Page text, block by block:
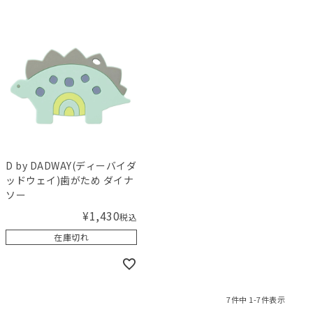
D by DADWAY(ディーバイダ
ッドウェイ)歯がため ダイナ
ソー
¥1,430税込
在庫切れ
7件中 1-7件表示